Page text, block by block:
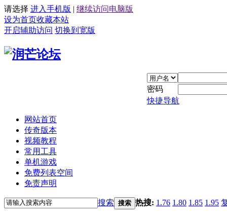
请选择 进入手机版 | 继续访问电脑版
设为首页收藏本站
开启辅助访问 切换到宽版
密码
快捷导航
网站首页
传奇版本
视频教程
常用工具
单机游戏
免费列表空间
免责声明
搜索 搜索 热搜: 1.76 1.80 1.85 1.95